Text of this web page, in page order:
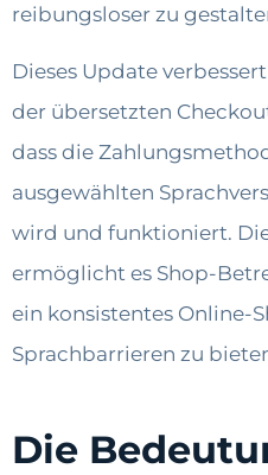
reibungsloser zu
Dieses Update
der übersetzten
dass die
ausgewählten
wird und funktioniert.
ermöglicht es Shop-
ein konsistentes Online-
Sprachbarrieren zu
Die